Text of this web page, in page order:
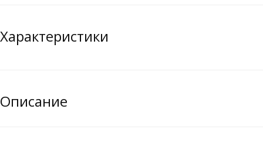
Характеристики
Описание